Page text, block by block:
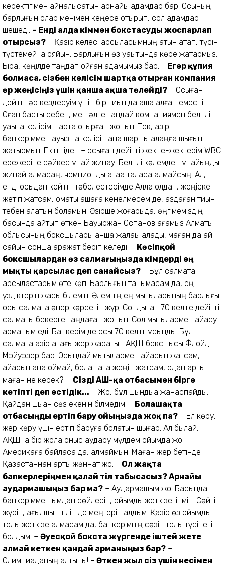
керектігімен айналысатын арнайы адамдар бар. Осының
барлығын олар менімен кеңесе отырып, сол адамдар
шешеді. – Енді алда кіммен бокстасуды жоспарлап
отырсыз? – Қазір келесі қарсыласымның атын атап, түсін
түстемей-ақ қояйын. Барлығын өз уақытында көре жатармыз.
Бірақ, көңілде таңдап қойған адамымыз бар. – Егер құпия
болмаса, сізбен келісім шартқа отырған компания
әр жеңісіңіз үшін қанша ақша төлейді? – Осыған
дейінгі әр кездесуім үшін бір тиын да ақша алған емеспін.
Оған басты себеп, мен әлі ешқандай компаниямен белгілі
уақытқа келісім шартқа отырған жоқпын. Тек, қазіргі
бапкеріммен ауызша келісіп қана шаршы алаңға шығып
жатырмын. Екіншіден – осыған дейінгі жекпе-жектерім WBC
ережесіне сәйкес ұпай жинау. Белгілі көлемдегі ұпайыңды
жинай алмасаң, чемпиондық атаққа таласа алмайсың. Ал,
енді осыдан кейінгі төбелестерімде Алла қолдап, жеңіске
жетіп жатсам, қомақты ақшаға кенелмесем де, аздаған тиын-
тебен алатын боламын. Әзірше жоғарыда, әңгімеміздің
басында айтып өткен Бауыржан Оспанов ағамыз Алматы
облысының боксшылары қанша жалақы алады, маған да ай
сайын сонша қаражат беріп келеді. – Кәсіпқой
боксшылардан өз салмағыңызда кімдерді ең
мықты қарсылас деп санайсыз? – Бұл салмақта
қарсыластарым өте көп. Барлығын танымасам да, ең
үздіктерін жақсы білемін. Әлемнің ең мықтыларының барлығы
осы салмақта өнер көрсетіп жүр. Сондықтан 70 келіге дейінгі
салмақты бекерге таңдаған жоқпын. Сол мықтылармен айқасу
арманым еді. Бапкерім де осы 70 келіні ұсынды. Бұл
салмақта қазір атағы жер жаратын АҚШ боксшысы Флойд
Мэйуэзер бар. Осындай мықтылармен айқасып жатсам,
айқасып қана қоймай, болашақта жеңіп жатсам, одан артық
маған не керек?! – Сізді АҚШ-қа отбасымен бірге
кетіпті деп естідік... – Жоқ, бұл шындыққа жанаспайды.
Қайдан шыққан сөз екенін білмедім. – Болашақта
отбасыңды ертіп бару ойыңызда жоқ па? – Ел көру,
жер көру үшін ертіп баруға болатын шығар. Ал былай,
АҚШ-қа бір жола қоныс аудару мүлдем ойымда жоқ.
Америкаға байласа да, қалмаймын. Маған жер бетінде
Қазақстаннан артық жәннат жоқ. – Ол жақта
бапкерлеріңмен қалай тіл табысасыз? Арнайы
аудармашыңыз бар ма? – Аудармашым жоқ. Басында
бапкеріммен ымдап сөйлесіп, ойымды жеткізетінмін. Сөйтіп
жүріп, ағылшын тілін де меңгеріп қалдым. Қазір өз ойымды
толық жеткізе алмасам да, бапкерімнің сөзін толық түсінетін
болдым. – Әуесқой бокста жүргенде іштей жете
алмай кеткен қандай арманыңыз бар? –
Олимпиаданың алтыны! – Өткен жыл сіз үшін несімен